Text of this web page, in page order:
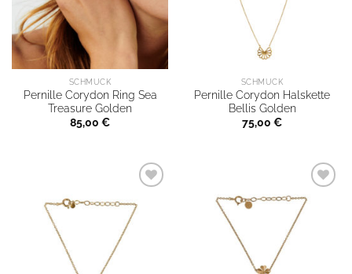
SCHMUCK
Pernille Corydon Ring Sea
Treasure Golden
85,00 €
SCHMUCK
Pernille Corydon Halskette
Bellis Golden
75,00 €